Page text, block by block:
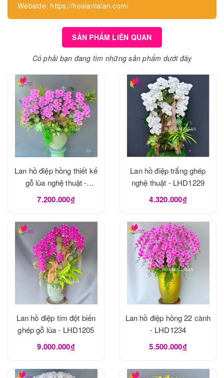
Webside: https://hoalanlalan.com/
SẢN PHẨM LIÊN QUAN
Có phải bạn đang tìm những sản phẩm dưới đây
Lan hồ điệp hồng thiết kế
gỗ lũa nghệ thuật -
LHD1273
7.200.000₫
Lan hồ điệp trắng ghép
nghệ thuật - LHD1229
4.320.000₫
Lan hồ điệp tím đột biến
ghép gỗ lũa - LHD1205
9.000.000₫
Lan hồ điệp hồng 22 cành
- LHD1234
5.500.000₫